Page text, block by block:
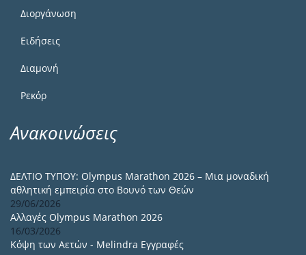
Διοργάνωση
Ειδήσεις
Διαμονή
Ρεκόρ
Ανακοινώσεις
ΔΕΛΤΙΟ ΤΥΠΟΥ: Olympus Marathon 2026 – Μια μοναδική
αθλητική εμπειρία στο Βουνό των Θεών
29/06/2026
Αλλαγές Olympus Marathon 2026
16/03/2026
Κόψη των Αετών - Melindra Εγγραφές